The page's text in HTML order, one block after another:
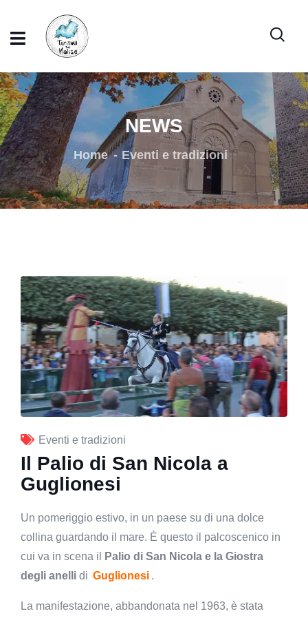
NEWS
Home Eventi e tradizioni
Eventi e tradizioni
Il Palio di San Nicola a
Guglionesi
Un pomeriggio estivo, in un paese su di una dolce
collina guardando il mare. È questo il palcoscenico in
cui va in scena il
Palio di San Nicola e la Giostra
degli anelli di Guglionesi .
La manifestazione, abbandonata nel 1963, è stata